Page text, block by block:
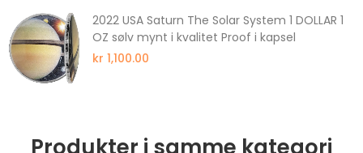
2022 USA Saturn The Solar System 1 DOLLAR 1
OZ sølv mynt i kvalitet Proof i kapsel
kr 1,100.00